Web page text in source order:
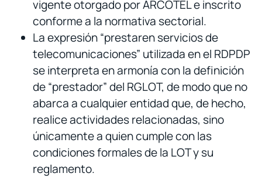
vigente otorgado por ARCOTEL e inscrito
conforme a la normativa sectorial.
La expresión “prestaren servicios de
telecomunicaciones” utilizada en el RDPDP
se interpreta en armonía con la definición
de “prestador” del RGLOT, de modo que no
abarca a cualquier entidad que, de hecho,
realice actividades relacionadas, sino
únicamente a quien cumple con las
condiciones formales de la LOT y su
reglamento.